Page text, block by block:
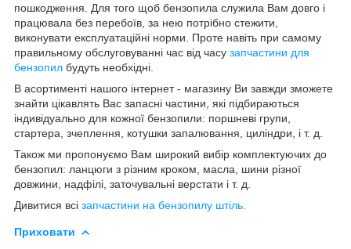
пошкодження. Для того щоб бензопила служила Вам довго і
працювала без перебоїв, за нею потрібно стежити,
виконувати експлуатаційні норми. Проте навіть при самому
правильному обслуговуванні час від часу запчастини для
бензопил будуть необхідні.
В асортименті нашого інтернет - магазину Ви завжди зможете
знайти цікавлять Вас запасні частини, які підбираються
індивідуально для кожної бензопили: поршневі групи,
стартера, зчеплення, котушки запалювання, циліндри, і т. д.
Також ми пропонуємо Вам широкий вибір комплектуючих до
бензопил: ланцюги з різним кроком, масла, шини різної
довжини, надфілі, заточувальні верстати і т. д.
Дивитися всі запчастини на бензопилу штіль.
Приховати